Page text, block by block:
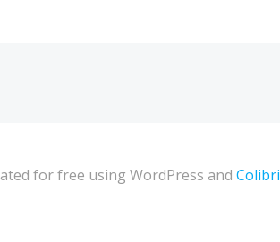
for free using WordPress and Colibri